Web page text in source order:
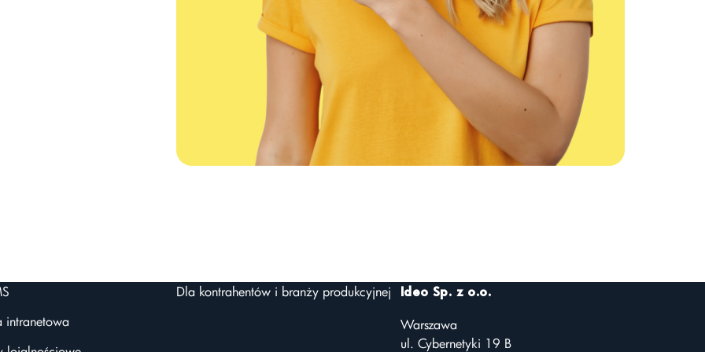
intranetowa
Dla kontrahentów i branży produkcyjnej Ideo Sp. z o.o.
Warszawa
ul. Cybernetyki 19 B